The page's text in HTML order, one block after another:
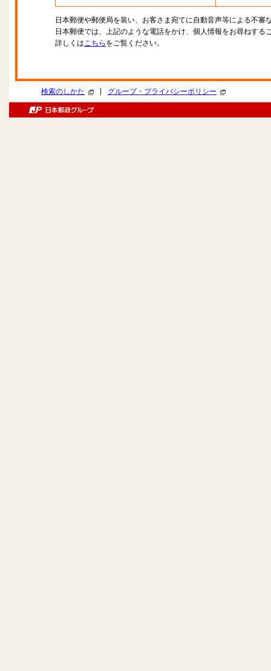
日本郵便や郵便局を装い、お客さま宛てに自動音声等による不審
日本郵便では、上記のような電話をかけ、個人情報をお尋ねする
詳しくはこちら をご覧ください。
検索のしかた グループ・プライバシーポリシー